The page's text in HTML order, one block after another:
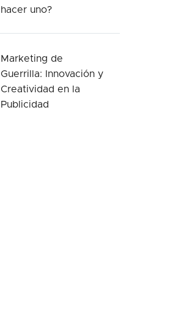
hacer uno?
Marketing de
Guerrilla: Innovación y
Creatividad en la
Publicidad